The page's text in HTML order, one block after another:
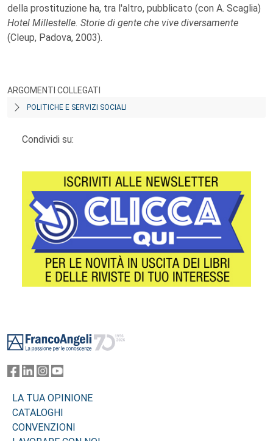
della prostituzione ha, tra l'altro, pubblicato (con A. Scaglia)
Hotel Millestelle. Storie di gente che vive diversamente
(Cleup, Padova, 2003).
ARGOMENTI COLLEGATI
POLITICHE E SERVIZI SOCIALI
Condividi su:
LA TUA OPINIONE
CATALOGHI
CONVENZIONI